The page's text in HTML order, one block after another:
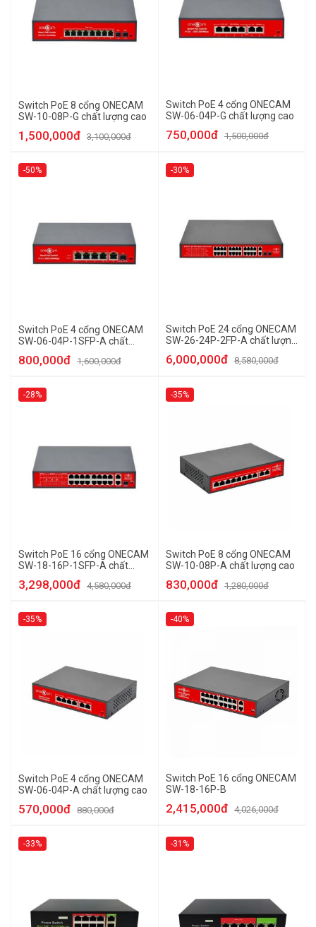
Switch PoE 8 cổng ONECAM
SW-10-08P-G chất lượng cao
1,500,000đ 3,100,000đ
Switch PoE 4 cổng ONECAM
SW-06-04P-G chất lượng cao
750,000đ 1,500,000đ
-50%
Switch PoE 4 cổng ONECAM
SW-06-04P-1SFP-A chất
800,000đ 1,600,000đ
-30%
Switch PoE 24 cổng ONECAM
SW-26-24P-2FP-A chất lượng
6,000,000đ 8,580,000đ
-28%
Switch PoE 16 cổng ONECAM
SW-18-16P-1SFP-A chất
3,298,000đ 4,580,000đ
-35%
Switch PoE 8 cổng ONECAM
SW-10-08P-A chất lượng cao
830,000đ 1,280,000đ
-35%
Switch PoE 4 cổng ONECAM
SW-06-04P-A chất lượng cao
570,000đ 880,000đ
-40%
Switch PoE 16 cổng ONECAM
SW-18-16P-B
2,415,000đ 4,026,000đ
-33% -31%